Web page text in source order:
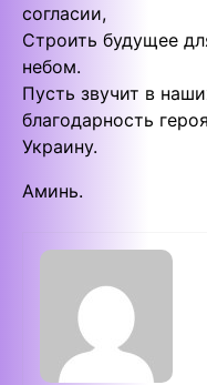
согласии,
Строить будущее
небом.
Пусть звучит в
благодарность
Украину.
Аминь.